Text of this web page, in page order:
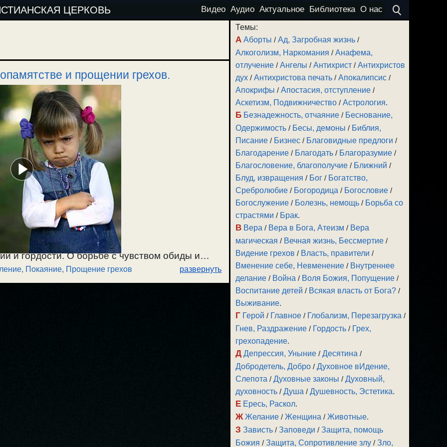
ЦЕРКОВЬ Видео Аудио Актуальное Библиотека О нас
и прощении грехов.
и гордости. О борьбе с чувством обиды и
Когда под предлогом справедливости
своего самолюбия и гордости, а их
, Покаяние, Прощение грехов развернуть
Темы:
А Аборты /Ад, Загробная жизнь /
Алкоголизм, Наркомания /Анафема,
отлучение /Ангелы /Антихрист /Антихристов
дух /Антихристова печать /Апокалипсис /
Апокрифы /Апостасия, отступление /
Аскетизм, Подвижничество /Астрология.
Б Безнадежность, отчаяние / Беснование,
Одержимость / Бесы, демоны / Библия,
Писание / Бизнес / Благовидные предлоги /
Благодарение / Благодать / Благоразумие /
Благословение, благополучие / Ближний /
Блуд, извращения / Бог / Богатство,
Сребролюбие / Богородица / Богословие /
Богослужение / Болезнь, немощь / Борьба со
страстями / Брак.
В Вера / Вера в Бога, Атеизм / Вера
магическая / Вечная жизнь, Бессмертие /
Видение грехов / Власть, правители /
Вменение себе, Невменение / Внутреннее
делание / Война / Воля Божия, Попущение /
Воспитание детей / Всякая власть от Бога? /
Выживание.
Г Герой / Главное / Глобализм, Перезагрузка /
Гнев, Раздражение / Гордость / Грех,
грехопадение.
Д Депрессия, Уныние /Десятина /
Добродетель, Добро /Духовное вИдение,
Слепота /Духовные законы /Духовный,
духовность /Душа /Душевность, Эстетика.
Е Ересь, Раскол.
Ж Желание /Женщина /Животные.
З Зависть /Заповеди /Защита, помощь
Божия /Защита, Сопротивление злу /Зло,